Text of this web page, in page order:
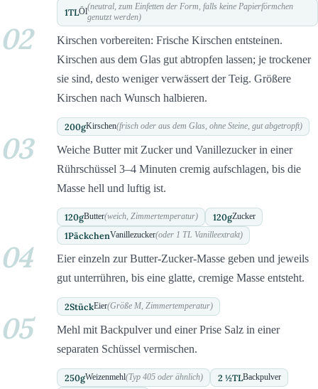
1TLÖl
(neutral, zum Einfetten der Form, falls keine Papierförmchen
genutzt werden)
02
Kirschen vorbereiten: Frische Kirschen entsteinen.
Kirschen aus dem Glas gut abtropfen lassen; je trockener
sie sind, desto weniger verwässert der Teig. Größere
Kirschen nach Wunsch halbieren.
200gKirschen(frisch oder aus dem Glas, ohne Steine, gut abgetropft)
03
Weiche Butter mit Zucker und Vanillezucker in einer
Rührschüssel 3–4 Minuten cremig aufschlagen, bis die
Masse hell und luftig ist.
120gButter(weich, Zimmertemperatur) 120gZucker
1PäckchenVanillezucker(oder 1 TL Vanilleextrakt)
04
Eier einzeln zur Butter-Zucker-Masse geben und jeweils
gut unterrühren, bis eine glatte, cremige Masse entsteht.
2StückEier(Größe M, Zimmertemperatur)
05
Mehl mit Backpulver und einer Prise Salz in einer
separaten Schüssel vermischen.
250gWeizenmehl(Typ 405 oder ähnlich) 2 ½TLBackpulver